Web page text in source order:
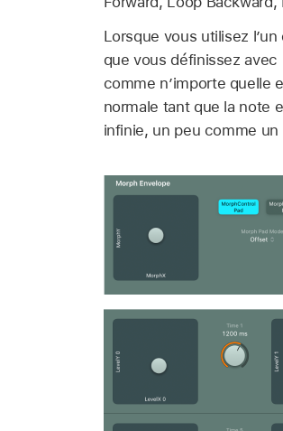
Lorsque vous utilisez
que vous définissez
comme n’importe quelle
normale tant que la note
infinie, un peu comme